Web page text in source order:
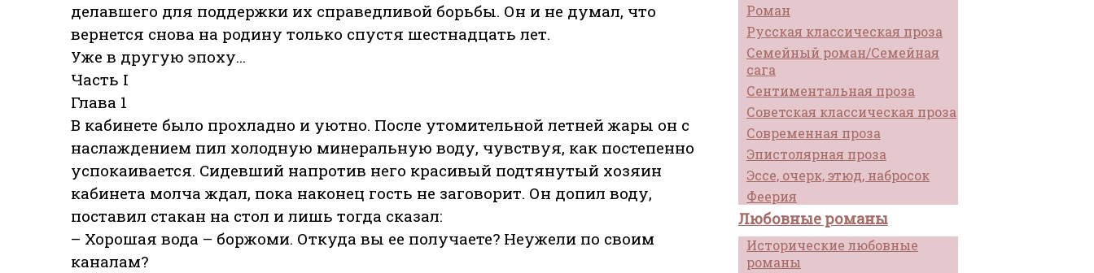
Роман
Русская классическая проза
Семейный роман/Семейная
сага
Сентиментальная проза
Советская классическая проза
Современная проза
Эпистолярная проза
Эссе, очерк, этюд, набросок
Феерия
Любовные романы
Исторические любовные
романы
делавшего для поддержки их справедливой борьбы. Он и не думал, что
вернется снова на родину только спустя шестнадцать лет.
Уже в другую эпоху...
Часть I
Глава 1
В кабинете было прохладно и уютно. После утомительной летней жары он с
наслаждением пил холодную минеральную воду, чувствуя, как постепенно
успокаивается. Сидевший напротив него красивый подтянутый хозяин
кабинета молча ждал, пока наконец гость не заговорит. Он допил воду,
поставил стакан на стол и лишь тогда сказал:
– Хорошая вода – боржоми. Откуда вы ее получаете? Неужели по своим
каналам?